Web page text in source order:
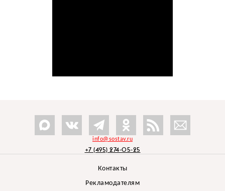
info@sostav.ru
+7 (495) 274-05-25
Контакты
Рекламодателям